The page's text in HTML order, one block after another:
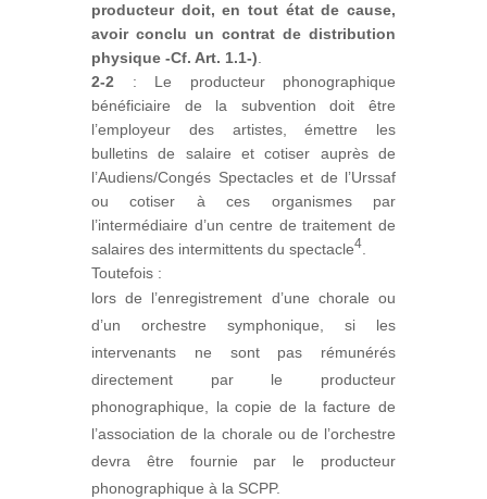
producteur doit, en tout état de cause,
avoir conclu un contrat de distribution
physique -Cf. Art. 1.1-).
2-2 : Le producteur phonographique
bénéficiaire de la subvention doit être
l’employeur des artistes, émettre les
bulletins de salaire et cotiser auprès de
l’Audiens/Congés Spectacles et de l’Urssaf
ou cotiser à ces organismes par
l’intermédiaire d’un centre de traitement de
salaires des intermittents du spectacle4.
Toutefois :
lors de l’enregistrement d’une chorale ou
d’un orchestre symphonique, si les
intervenants ne sont pas rémunérés
directement par le producteur
phonographique, la copie de la facture de
l’association de la chorale ou de l’orchestre
devra être fournie par le producteur
phonographique à la SCPP.